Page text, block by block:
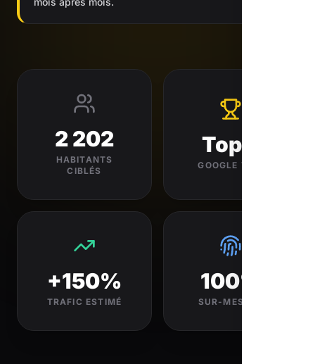
2 202
HABITANTS
CIBLÉS
Top 3
GOOGLE VISÉ
+150%
TRAFIC ESTIMÉ
100%
SUR-MESURE